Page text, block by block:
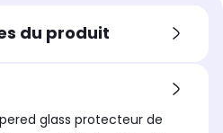
du produit